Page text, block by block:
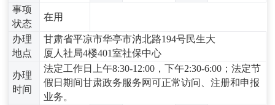
事项
状态
在用
办理
地点
甘肃省平凉市华亭市汭北路194号民生大
厦人社局4楼401室社保中心
办理
时间
法定工作日上午8:30-12:00，下午2:30-6:00；法定节
假日期间甘肃政务服务网可正常访问、注册和申报
业务。